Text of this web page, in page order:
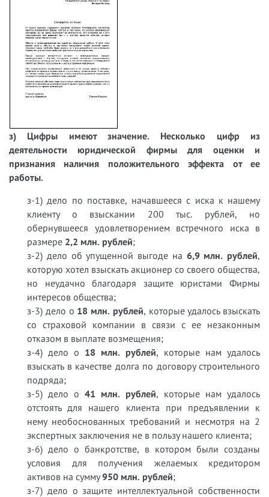
з) Цифры имеют значение. Несколько цифр из
деятельности юридической фирмы для оценки и
признания наличия положительного эффекта от ее
работы.
з-1) дело по поставке, начавшееся с иска к нашему
клиенту о взыскании 200 тыс. рублей, но
обернувшееся удовлетворением встречного иска в
размере 2,2 млн. рублей;
з-2) дело об упущенной выгоде на 6,9 млн. рублей,
которую хотел взыскать акционер со своего общества,
но неудачно благодаря защите юристами Фирмы
интересов общества;
з-3) дело о 18 млн. рублей, которые удалось взыскать
со страховой компании в связи с ее незаконным
отказом в выплате возмещения;
з-4) дело о 18 млн. рублей, которые нам удалось
взыскать в качестве долга по договору строительного
подряда;
з-5) дело о 41 млн. рублей, которые нам удалось
отстоять для нашего клиента при предъявлении к
нему необоснованных требований и несмотря на 2
экспертных заключения не в пользу нашего клиента;
з-6) дело о банкротстве, в котором были созданы
условия для получения желаемых кредитором
активов на сумму950 млн. рублей;
з-7) дело о защите интеллектуальной собственности